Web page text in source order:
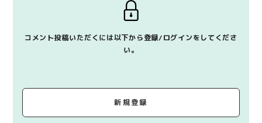
コメント投稿いただくには以下から登録/ログインをしてくださ
い。
新規登録